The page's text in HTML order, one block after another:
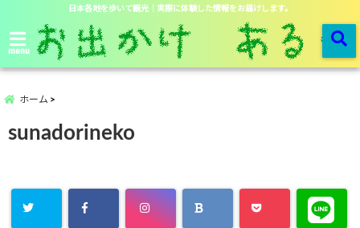
日本各地を歩いて観光！実際に体験した情報をお届けします。
menu
ホーム
sunadorineko